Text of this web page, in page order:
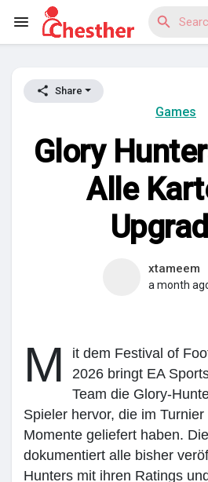
Reels
Discover Blogs
Discover Market
My Groups
Discover Pages
Share
Games
Glory
Alle
xtameem
a month
M
it dem Festival of
2026 bringt EA
Team die Glory-
Spieler hervor, die im
Momente geliefert haben.
dokumentiert alle bisher
Hunters mit ihren Ratings